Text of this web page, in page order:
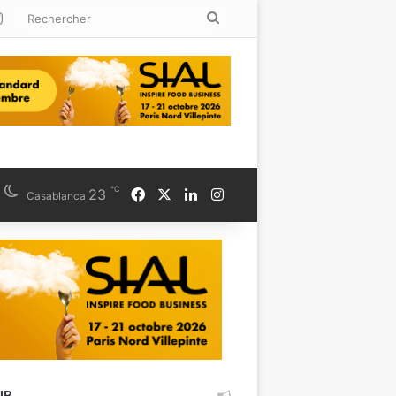
Instagram
Casablanca 23 ℃ FacebookLinkedinInstagram